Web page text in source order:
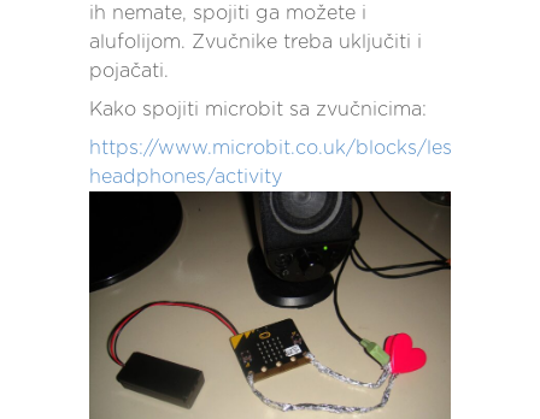
ih nemate, spojiti ga možete i
alufolijom. Zvučnike treba uključiti i
pojačati.
Kako spojiti microbit sa zvučnicima:
https://www.microbit.co.uk/blocks/lessons/
headphones/activity